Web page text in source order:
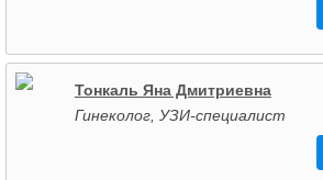
Тонкаль Яна Дмитриевна
Гинеколог, УЗИ-специалист